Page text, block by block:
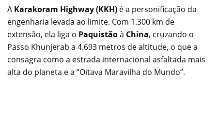
A Karakoram Highway (KKH) é a personificação da
engenharia levada ao limite. Com 1.300 km de
extensão, ela liga o Paquistãoà China, cruzando o
Passo Khunjerab a 4.693 metros de altitude, o que a
consagra como a estrada internacional asfaltada mais
alta do planeta e a “Oitava Maravilha do Mundo”.